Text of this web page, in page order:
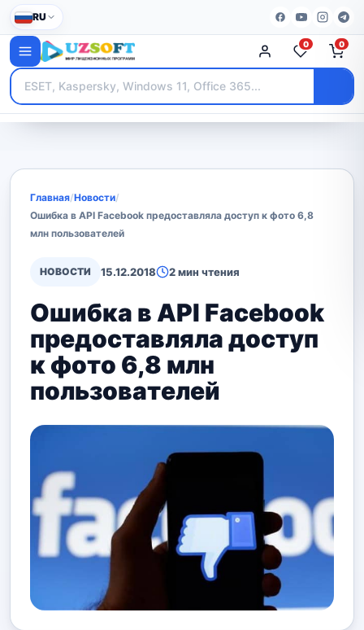
RU
0 0
Главная/Новости/
Ошибка в API Facebook предоставляла доступ к фото 6,8
млн пользователей
НОВОСТИ 15.12.2018 2 мин чтения
Ошибка в API Facebook
предоставляла доступ
к фото 6,8 млн
пользователей